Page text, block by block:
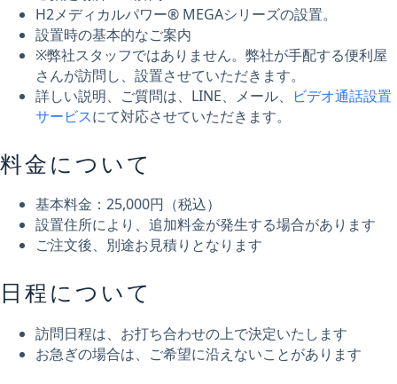
H2メディカルパワー® MEGAシリーズの設置。
設置時の基本的なご案内
※弊社スタッフではありません。弊社が手配する便利屋
さんが訪問し、設置させていただきます。
詳しい説明、ご質問は、LINE、メール、
ビデオ通話設置
サービスにて対応させていただきます。
料金について
基本料金：25,000円（税込）
設置住所により、追加料金が発生する場合があります
ご注文後、別途お見積りとなります
日程について
訪問日程は、お打ち合わせの上で決定いたします
お急ぎの場合は、ご希望に沿えないことがあります